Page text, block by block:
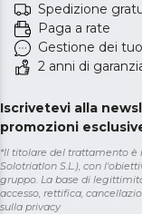
Spedizione
Paga a rate
Gestione dei
2 anni di
Iscrivetevi alla
promozioni
*Il titolare del trattamento è
Solotriatlon S.L.), con
gruppo. La base di
accesso, rettifica,
sulla privacy